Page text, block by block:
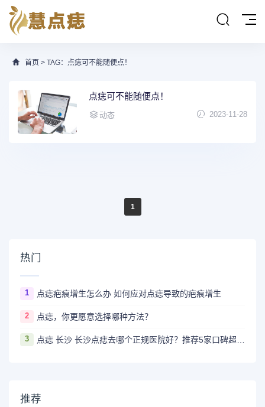
首页 > TAG：点痣可不能随便点！
点痣可不能随便点！
动态 2023-11-28
1
热门
1 点痣疤痕增生怎么办 如何应对点痣导致的疤痕增生
2 点痣，你更愿意选择哪种方法？
3 点痣 长沙 长沙点痣去哪个正规医院好？推荐5家口碑超棒且价格实惠的好医院
推荐